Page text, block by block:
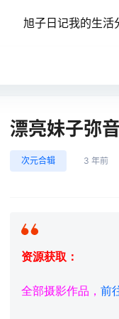
旭子日记我的生活
漂亮妹子弥
次元合辑 3 年前
资源获取：
全部摄影作品， 前